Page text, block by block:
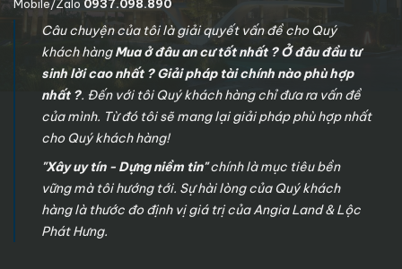
Mobile/Zalo 0937.098.890
Câu chuyện của tôi là giải quyết vấn đề cho Quý
khách hàngMua ở đâu an cư tốt nhất ? Ở đâu đầu tư
sinh lời cao nhất ? Giải pháp tài chính nào phù hợp
nhất ?. Đến với tôi Quý khách hàng chỉ đưa ra vấn đề
của mình. Từ đó tôi sẽ mang lại giải pháp phù hợp nhất
cho Quý khách hàng!
"Xây uy tín - Dựng niềm tin"chính là mục tiêu bền
vững mà tôi hướng tới. Sự hài lòng của Quý khách
hàng là thước đo định vị giá trị của Angia Land & Lộc
Phát Hưng.